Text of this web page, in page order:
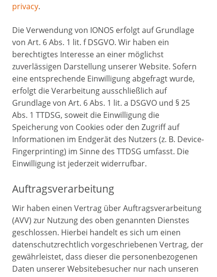
privacy.
Die Verwendung von IONOS erfolgt auf Grundlage
von Art. 6 Abs. 1 lit. f DSGVO. Wir haben ein
berechtigtes Interesse an einer möglichst
zuverlässigen Darstellung unserer Website. Sofern
eine entsprechende Einwilligung abgefragt wurde,
erfolgt die Verarbeitung ausschließlich auf
Grundlage von Art. 6 Abs. 1 lit. a DSGVO und § 25
Abs. 1 TTDSG, soweit die Einwilligung die
Speicherung von Cookies oder den Zugriff auf
Informationen im Endgerät des Nutzers (z. B. Device-
Fingerprinting) im Sinne des TTDSG umfasst. Die
Einwilligung ist jederzeit widerrufbar.
Auftragsverarbeitung
Wir haben einen Vertrag über Auftragsverarbeitung
(AVV) zur Nutzung des oben genannten Dienstes
geschlossen. Hierbei handelt es sich um einen
datenschutzrechtlich vorgeschriebenen Vertrag, der
gewährleistet, dass dieser die personenbezogenen
Daten unserer Websitebesucher nur nach unseren